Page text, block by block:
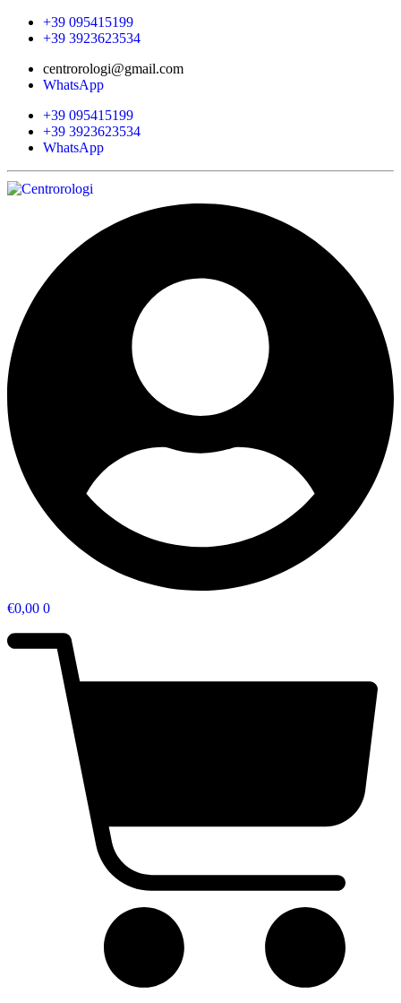
+39 095415199
+39 3923623534
centrorologi@gmail.com
WhatsApp
+39 095415199
+39 3923623534
WhatsApp
€0,00 0